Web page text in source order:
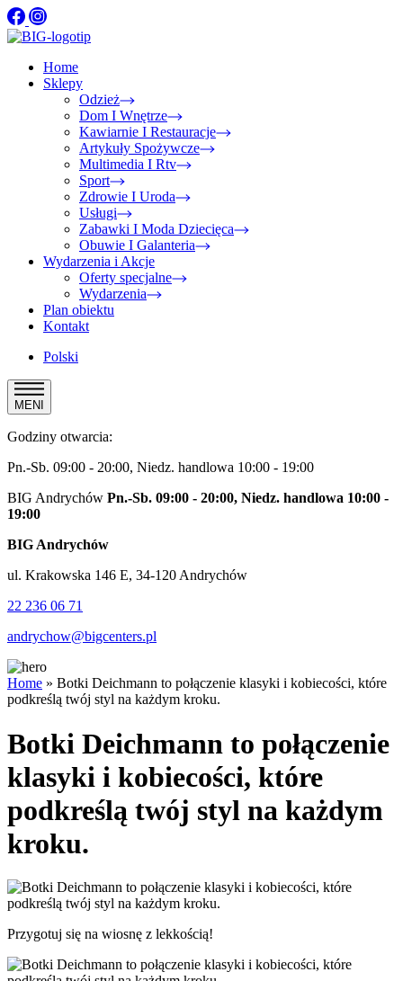
Home
Sklepy
Odzież
Dom I Wnętrze
Kawiarnie I Restauracje
Artykuły Spożywcze
Multimedia I Rtv
Sport
Zdrowie I Uroda
Usługi
Zabawki I Moda Dziecięca
Obuwie I Galanteria
Wydarzenia i Akcje
Oferty specjalne
Wydarzenia
Plan obiektu
Kontakt
Polski
MENI
Godziny otwarcia:
Pn.-Sb. 09:00 - 20:00, Niedz. handlowa 10:00 - 19:00
BIG Andrychów Pn.-Sb. 09:00 - 20:00, Niedz. handlowa 10:00 -
19:00
BIG Andrychów
ul. Krakowska 146 E, 34-120 Andrychów
22 236 06 71
andrychow@bigcenters.pl
Home » Botki Deichmann to połączenie klasyki i kobiecości, które
podkreślą twój styl na każdym kroku.
Botki Deichmann to połączenie
klasyki i kobiecości, które
podkreślą twój styl na każdym
kroku.
Przygotuj się na wiosnę z lekkością!